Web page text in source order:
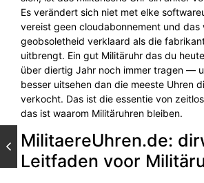
Es verändert sich niet met elke
vereist geen cloudabonnement und das
geobsoletheid verklaard als die
uitbrengt. Ein gut Militäruhr das du
über diertig Jahr noch immer tragen —
besser uitsehen dan die meeste Uhren
verkocht. Das ist die essentie von
das ist waarom Militäruhren bleiben.
MilitaereUhren.de:
Leitfaden voor